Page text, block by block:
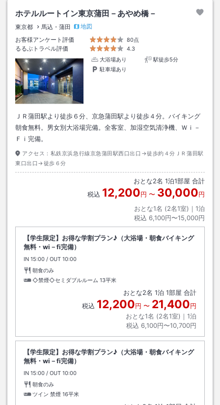
ホテルルートイン東京蒲田－あやめ橋－
東京都 馬込・蒲田
地図
お客様アンケート評価
80点
るるぶトラベル評価
4.3
大浴場あり
駅徒歩5分
駐車場あり
ＪＲ蒲田駅より徒歩６分、京急蒲田駅より徒歩４分。バイキング
朝食無料。男女別大浴場完備。全客室、加湿空気清浄機、Ｗｉ－
Ｆｉ完備。
アクセス： 私鉄京浜急行線京急蒲田駅西口出口→徒歩約４分ＪＲ蒲田駅
東口出口→徒歩６分
おとな2名 1泊1部屋 合計
税込 12,200円 〜 30,000円
おとな1名 (2名1室)｜ 1泊
税込 6,100円〜15,000円
【学生限定】お得な学割プラン♪（大浴場・朝食バイキング
無料・wi－fi完備）
IN チェックイン
15:00 / OUT チェックアウト
10:00
朝食のみ
◇禁煙◇セミダブルルーム 13平米
おとな2名 1泊 1部屋 合計
税込 12,200円 〜 21,400円
おとな1名 (2名1室)｜ 1泊
税込 6,100円〜10,700円
【学生限定】お得な学割プラン♪（大浴場・朝食バイキング
無料・wi－fi完備）
IN チェックイン
15:00 / OUT チェックアウト
10:00
朝食のみ
ツイン 禁煙 16平米